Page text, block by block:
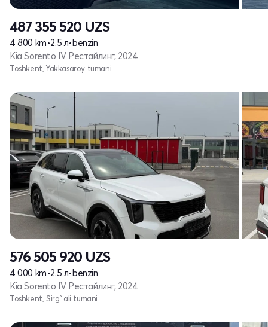
487 355 520 UZS
4 800 km•2.5 л• benzin
Kia Sorento IV Рестайлинг, 2024
Toshkent, Yakkasaroy tumani
576 505 920 UZS
4 000 km•2.5 л• benzin
Kia Sorento IV Рестайлинг, 2024
Toshkent, Sirg`ali tumani